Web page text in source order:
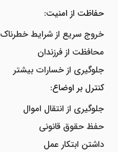
حفاظت از امنیت:
خروج سریع از شرایط خطرناک
محافظت از فرزندان
جلوگیری از خسارات بیشتر
کنترل بر اوضاع:
جلوگیری از انتقال اموال
حفظ حقوق قانونی
داشتن ابتکار عمل